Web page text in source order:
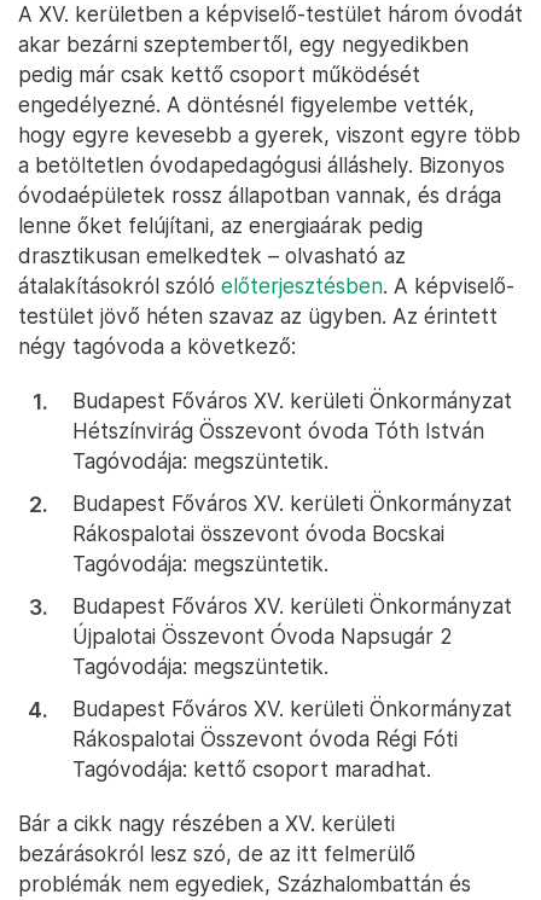
A XV. kerületben a képviselő-testület három óvodát
akar bezárni szeptembertől, egy negyedikben
pedig már csak kettő csoport működését
engedélyezné. A döntésnél figyelembe vették,
hogy egyre kevesebb a gyerek, viszont egyre több
a betöltetlen óvodapedagógusi álláshely. Bizonyos
óvodaépületek rossz állapotban vannak, és drága
lenne őket felújítani, az energiaárak pedig
drasztikusan emelkedtek – olvasható az
átalakításokról szóló előterjesztésben. A képviselő-
testület jövő héten szavaz az ügyben. Az érintett
négy tagóvoda a következő:
Budapest Főváros XV. kerületi Önkormányzat
Hétszínvirág Összevont óvoda Tóth István
Tagóvodája: megszüntetik.
Budapest Főváros XV. kerületi Önkormányzat
Rákospalotai összevont óvoda Bocskai
Tagóvodája: megszüntetik.
Budapest Főváros XV. kerületi Önkormányzat
Újpalotai Összevont Óvoda Napsugár 2
Tagóvodája: megszüntetik.
Budapest Főváros XV. kerületi Önkormányzat
Rákospalotai Összevont óvoda Régi Fóti
Tagóvodája: kettő csoport maradhat.
Bár a cikk nagy részében a XV. kerületi
bezárásokról lesz szó, de az itt felmerülő
problémák nem egyediek, Százhalombattán és